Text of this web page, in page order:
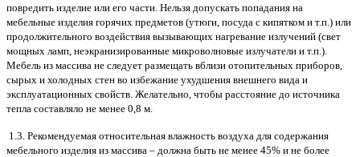
повредить изделие или его части. Нельзя допускать попадания на
мебельные изделия горячих предметов (утюги, посуда с кипятком и т.п.) или
продолжительного воздействия вызывающих нагревание излучений (свет
мощных ламп, неэкранизированные микроволновые излучатели и т.п.).
Мебель из массива не следует размещать вблизи отопительных приборов,
сырых и холодных стен во избежание ухудшения внешнего вида и
эксплуатационных свойств. Желательно, чтобы расстояние до источника
тепла составляло не менее 0,8 м.
1.3. Рекомендуемая относительная влажность воздуха для содержания
мебельного изделия из массива – должна быть не менее 45% и не более